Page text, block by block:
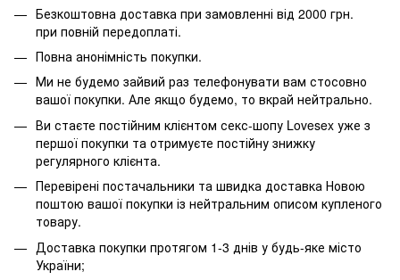
Безкоштовна доставка при замовленні від 2000 грн.
при повній передоплаті.
Повна анонімність покупки.
Ми не будемо зайвий раз телефонувати вам стосовно
вашої покупки. Але якщо будемо, то вкрай нейтрально.
Ви стаєте постійним клієнтом секс-шопу Lovesex уже з
першої покупки та отримуєте постійну знижку
регулярного клієнта.
Перевірені постачальники та швидка доставка Новою
поштою вашої покупки із нейтральним описом купленого
товару.
Доставка покупки протягом 1-3 днів у будь-яке місто
України;